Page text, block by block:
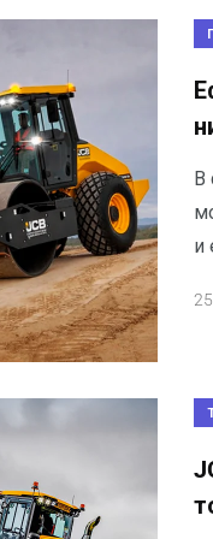
В
и